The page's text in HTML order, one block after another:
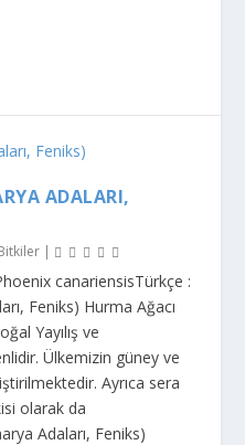
ADALARI,
|
canariensisTürkçe :
Feniks) Hurma Ağacı
Yayılış ve
Ülkemizin güney ve
Ayrıca sera
olarak da
Adaları, Feniks)